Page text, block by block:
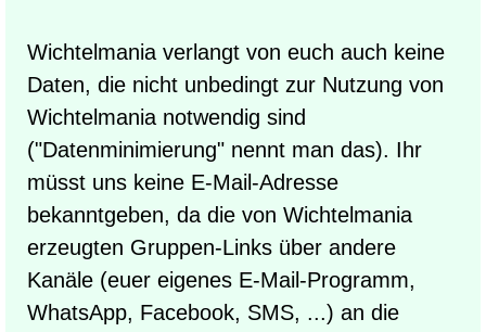
Wichtelmania verlangt von euch auch keine
Daten, die nicht unbedingt zur Nutzung von
Wichtelmania notwendig sind
("Datenminimierung" nennt man das). Ihr
müsst uns keine E-Mail-Adresse
bekanntgeben, da die von Wichtelmania
erzeugten Gruppen-Links über andere
Kanäle (euer eigenes E-Mail-Programm,
WhatsApp, Facebook, SMS, ...) an die